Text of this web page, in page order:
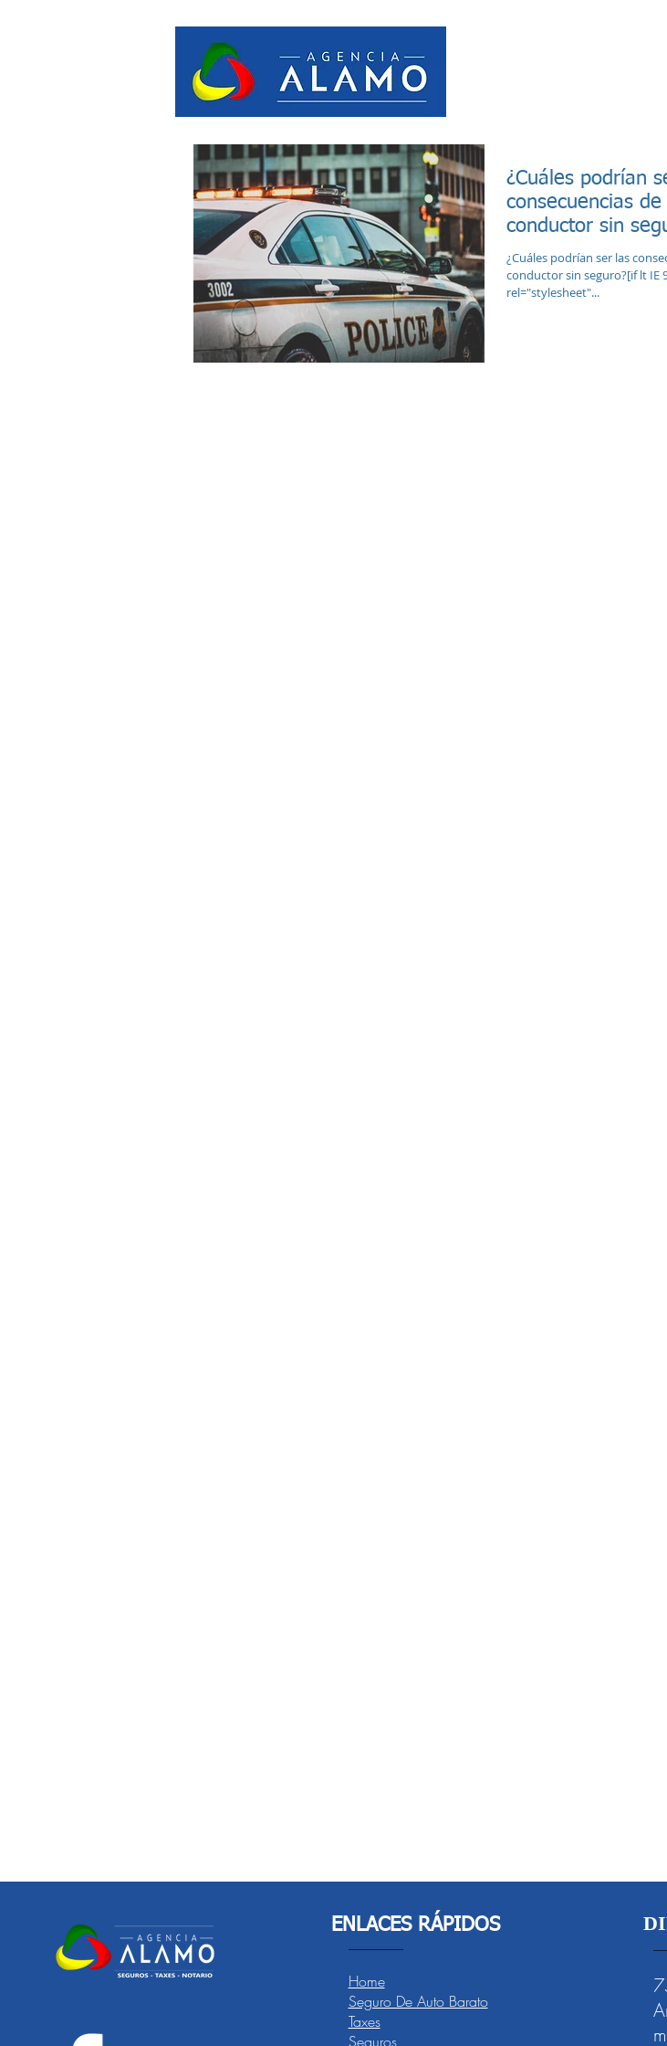
¿Cuáles podrían
consecuencias de
conductor sin
¿Cuáles podrían ser las
conductor sin seguro?[if lt IE 9]> <![endif][if lte IE
rel="stylesheet"...
ENLACES RÁPIDOS
Home
Seguro De Auto Barato
Taxes
Seguros